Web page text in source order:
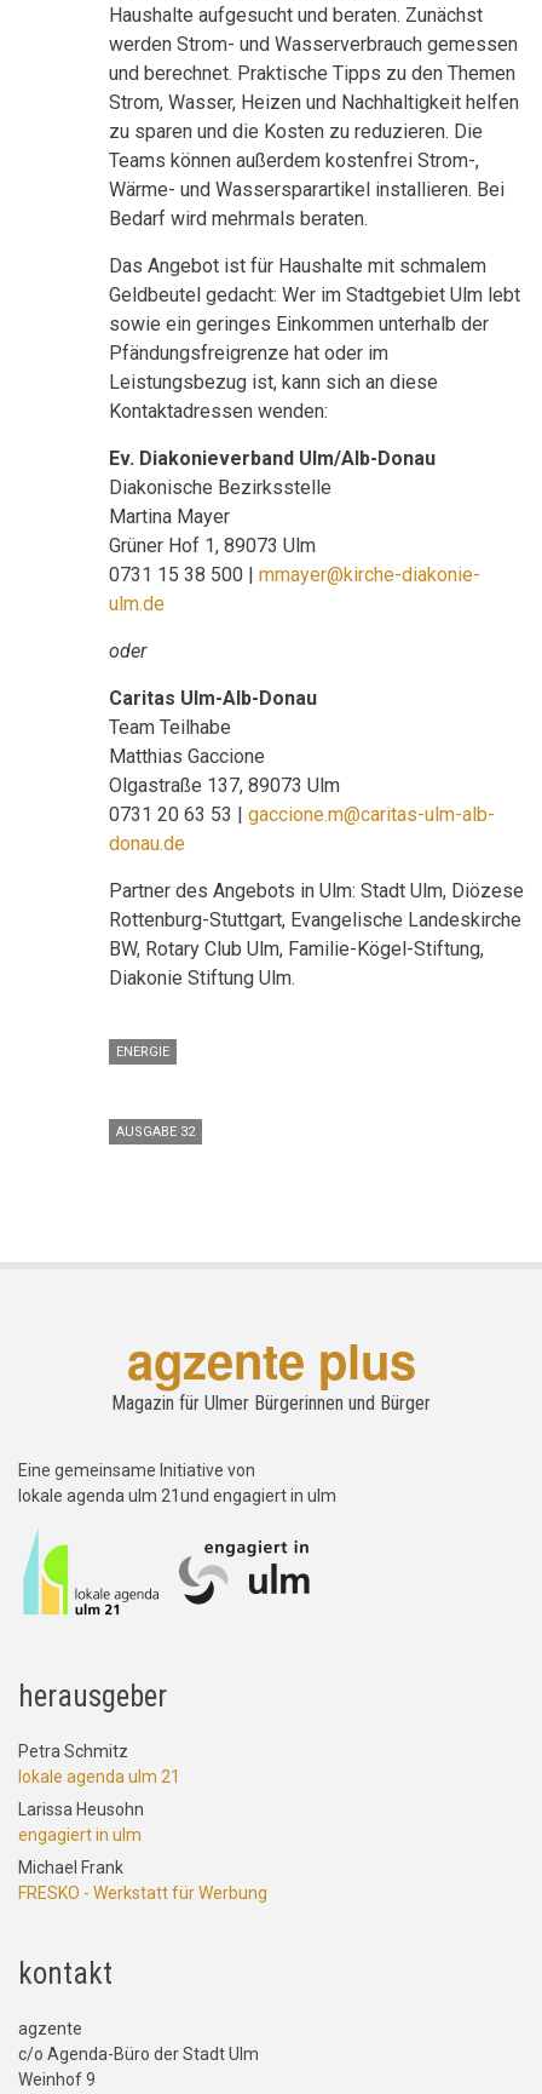
Haushalte aufgesucht und beraten. Zunächst
werden Strom- und Wasserverbrauch gemessen
und berechnet. Praktische Tipps zu den Themen
Strom, Wasser, Heizen und Nachhaltigkeit helfen
zu sparen und die Kosten zu reduzieren. Die
Teams können außerdem kostenfrei Strom-,
Wärme- und Wassersparartikel installieren. Bei
Bedarf wird mehrmals beraten.
Das Angebot ist für Haushalte mit schmalem
Geldbeutel gedacht: Wer im Stadtgebiet Ulm lebt
sowie ein geringes Einkommen unterhalb der
Pfändungsfreigrenze hat oder im
Leistungsbezug ist, kann sich an diese
Kontaktadressen wenden:
Ev. Diakonieverband Ulm/Alb-Donau
Diakonische Bezirksstelle
Martina Mayer
Grüner Hof 1, 89073 Ulm
0731 15 38 500 | mmayer@kirche-diakonie-
ulm.de
oder
Caritas Ulm-Alb-Donau
Team Teilhabe
Matthias Gaccione
Olgastraße 137, 89073 Ulm
0731 20 63 53 | gaccione.m@caritas-ulm-alb-
donau.de
Partner des Angebots in Ulm: Stadt Ulm, Diözese
Rottenburg-Stuttgart, Evangelische Landeskirche
BW, Rotary Club Ulm, Familie-Kögel-Stiftung,
Diakonie Stiftung Ulm.
ENERGIE
AUSGABE 32
agzente plus
Magazin für Ulmer Bürgerinnen und Bürger
Eine gemeinsame Initiative von
lokale agenda ulm 21und engagiert in ulm
herausgeber
Petra Schmitz
lokale agenda ulm 21
Larissa Heusohn
engagiert in ulm
Michael Frank
FRESKO - Werkstatt für Werbung
kontakt
agzente
c/o Agenda-Büro der Stadt Ulm
Weinhof 9